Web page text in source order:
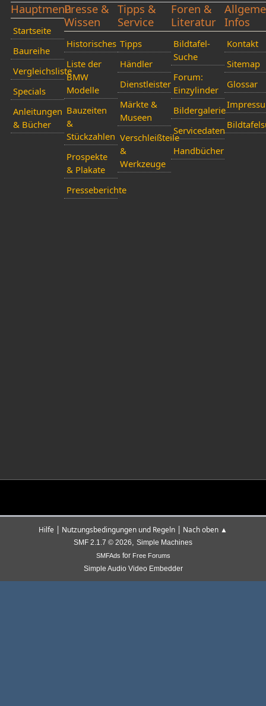
Hauptmenü
Startseite
Baureihe
Vergleichsliste
Specials
Anleitungen
& Bücher
Presse &
Wissen
Historisches
Liste der
BMW
Modelle
Bauzeiten
&
Stückzahlen
Prospekte
& Plakate
Presseberichte
Tipps &
Service
Tipps
Händler
Dienstleister
Märkte &
Museen
Verschleißteile
&
Werkzeuge
Foren &
Literatur
Bildtafel-
Suche
Forum:
Einzylinder
Bildergalerie
Servicedaten
Handbücher
Infos
Kontakt
Sitemap
Glossar
Hilfe | Nutzungsbedingungen und Regeln | Nach oben ▲
SMF 2.1.7 © 2026, Simple Machines
SMFAds for Free Forums
Simple Audio Video Embedder